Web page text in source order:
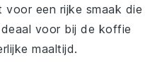
voor een rijke smaak die
voor bij de koffie
maaltijd.